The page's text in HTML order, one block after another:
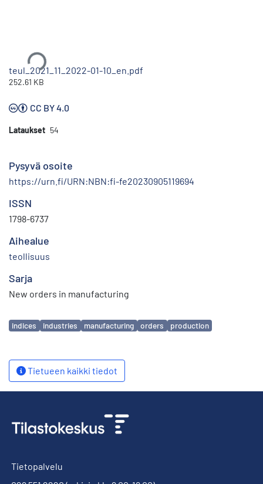
Ladataan...
teul_2021_11_2022-01-10_en.pdf
252.61 KB
CC BY 4.0
Lataukset 54
Pysyvä osoite
https://urn.fi/URN:NBN:fi-fe20230905119694
ISSN
1798-6737
Aihealue
teollisuus
Sarja
New orders in manufacturing
Avainsanat
indices industries manufacturing orders production
Tietueen kaikki tiedot
Tietopalvelu